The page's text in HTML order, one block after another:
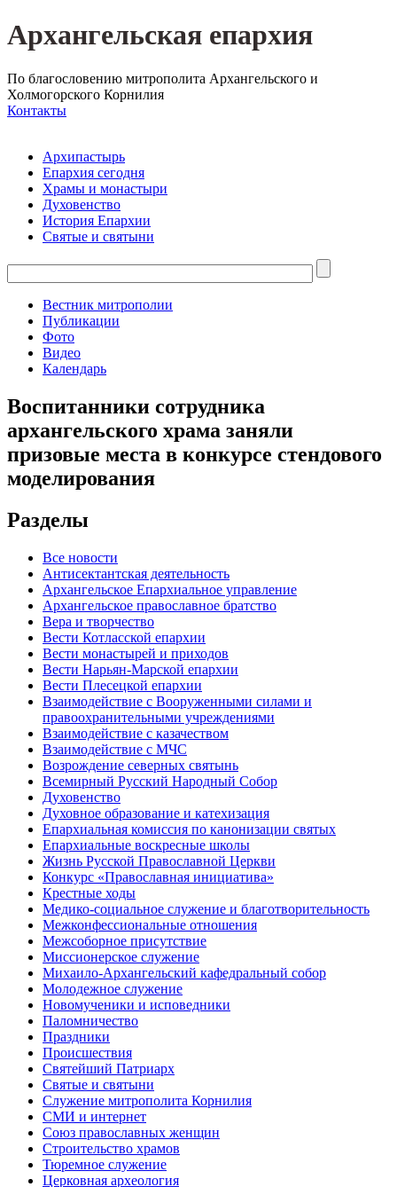
Архангельская епархия
По благословению митрополита Архангельского и
Холмогорского Корнилия
Контакты
Архипастырь
Епархия сегодня
Храмы и монастыри
Духовенство
История Епархии
Святые и святыни
Вестник митрополии
Публикации
Фото
Видео
Календарь
Воспитанники сотрудника
архангельского храма заняли
призовые места в конкурсе стендового
моделирования
Разделы
Все новости
Антисектантская деятельность
Архангельское Епархиальное управление
Архангельское православное братство
Вера и творчество
Вести Котласской епархии
Вести монастырей и приходов
Вести Нарьян-Марской епархии
Вести Плесецкой епархии
Взаимодействие с Вооруженными силами и
правоохранительными учреждениями
Взаимодействие с казачеством
Взаимодействие с МЧС
Возрождение северных святынь
Всемирный Русский Народный Собор
Духовенство
Духовное образование и катехизация
Епархиальная комиссия по канонизации святых
Епархиальные воскресные школы
Жизнь Русской Православной Церкви
Конкурс «Православная инициатива»
Крестные ходы
Медико-социальное служение и благотворительность
Межконфессиональные отношения
Межсоборное присутствие
Миссионерское служение
Михаило-Архангельский кафедральный собор
Молодежное служение
Новомученики и исповедники
Паломничество
Праздники
Происшествия
Святейший Патриарх
Святые и святыни
Служение митрополита Корнилия
СМИ и интернет
Союз православных женщин
Строительство храмов
Тюремное служение
Церковная археология